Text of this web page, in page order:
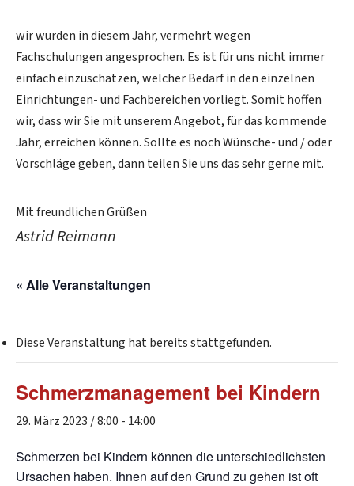
wir wurden in diesem Jahr, vermehrt wegen
Fachschulungen angesprochen. Es ist für uns nicht immer
einfach einzuschätzen, welcher Bedarf in den einzelnen
Einrichtungen- und Fachbereichen vorliegt. Somit hoffen
wir, dass wir Sie mit unserem Angebot, für das kommende
Jahr, erreichen können. Sollte es noch Wünsche- und / oder
Vorschläge geben, dann teilen Sie uns das sehr gerne mit.
Mit freundlichen Grüßen
Astrid Reimann
« Alle Veranstaltungen
Diese Veranstaltung hat bereits stattgefunden.
Schmerzmanagement bei Kindern
29. März 2023 / 8:00 - 14:00
Schmerzen bei Kindern können die unterschiedlichsten
Ursachen haben. Ihnen auf den Grund zu gehen ist oft